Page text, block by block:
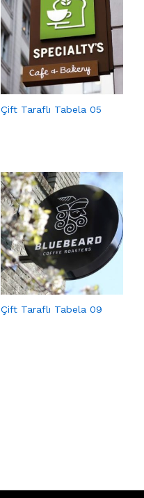
Çift Taraflı Tabela 05
Çift Taraflı Tabela 09